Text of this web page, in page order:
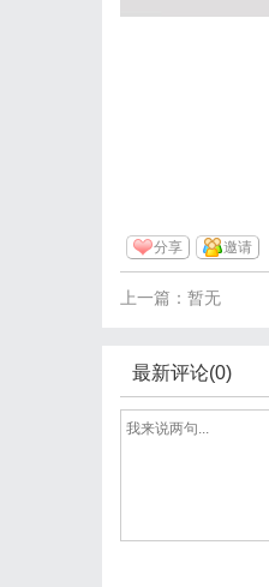
分享 邀请
上一篇：暂无
最新评论(0)